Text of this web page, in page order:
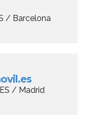
/ Barcelona
/ Madrid